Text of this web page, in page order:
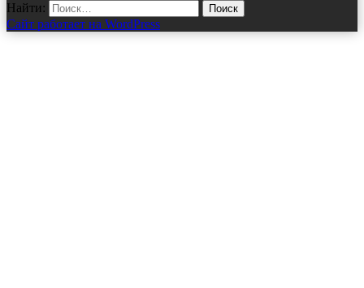
Найти:
Сайт работает на WordPress